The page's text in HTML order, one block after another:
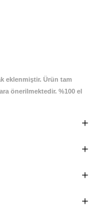
eklenmiştir. Ürün tam
önerilmektedir. %100 el